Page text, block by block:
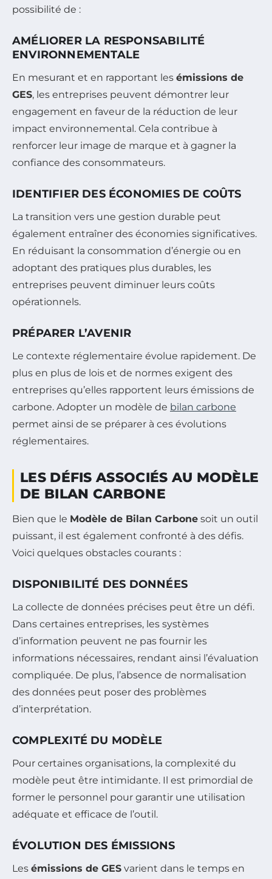
possibilité de :
AMÉLIORER LA RESPONSABILITÉ
ENVIRONNEMENTALE
En mesurant et en rapportant les émissions de
GES, les entreprises peuvent démontrer leur
engagement en faveur de la réduction de leur
impact environnemental. Cela contribue à
renforcer leur image de marque et à gagner la
confiance des consommateurs.
IDENTIFIER DES ÉCONOMIES DE COÛTS
La transition vers une gestion durable peut
également entraîner des économies significatives.
En réduisant la consommation d’énergie ou en
adoptant des pratiques plus durables, les
entreprises peuvent diminuer leurs coûts
opérationnels.
PRÉPARER L’AVENIR
Le contexte réglementaire évolue rapidement. De
plus en plus de lois et de normes exigent des
entreprises qu’elles rapportent leurs émissions de
carbone. Adopter un modèle de bilan carbone
permet ainsi de se préparer à ces évolutions
réglementaires.
LES DÉFIS ASSOCIÉS AU MODÈLE
DE BILAN CARBONE
Bien que le Modèle de Bilan Carbone soit un outil
puissant, il est également confronté à des défis.
Voici quelques obstacles courants :
DISPONIBILITÉ DES DONNÉES
La collecte de données précises peut être un défi.
Dans certaines entreprises, les systèmes
d’information peuvent ne pas fournir les
informations nécessaires, rendant ainsi l’évaluation
compliquée. De plus, l’absence de normalisation
des données peut poser des problèmes
d’interprétation.
COMPLEXITÉ DU MODÈLE
Pour certaines organisations, la complexité du
modèle peut être intimidante. Il est primordial de
former le personnel pour garantir une utilisation
adéquate et efficace de l’outil.
ÉVOLUTION DES ÉMISSIONS
Les émissions de GES varient dans le temps en